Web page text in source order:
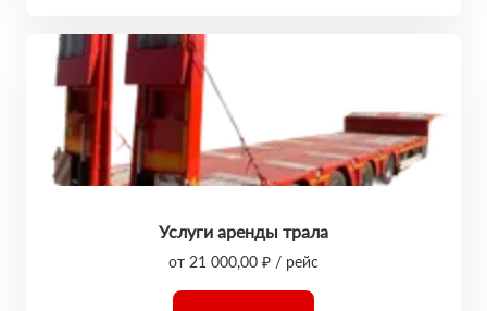
Услуги аренды трала
от 21 000,00 ₽ / рейс